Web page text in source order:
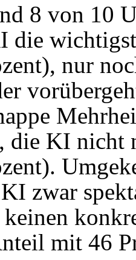
8 von 10
die
nur
die KI nicht
zwar
mit 46